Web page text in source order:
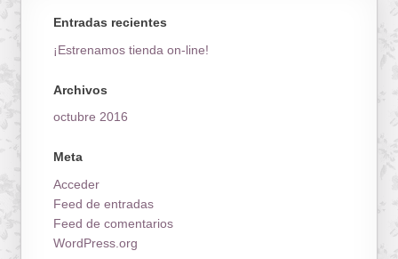
Entradas recientes
¡Estrenamos tienda on-line!
Archivos
octubre 2016
Meta
Acceder
Feed de entradas
Feed de comentarios
WordPress.org